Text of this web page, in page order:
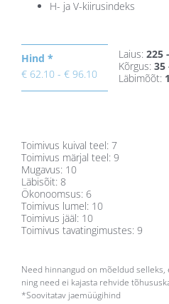
H- ja V-kiirusindeks
Hind *
€ 62.10 - € 96.10
Laius: 225
Kõrgus: 35
Läbimõõt:
Toimivus kuival teel: 7
Toimivus märjal teel: 9
Mugavus: 10
Läbisõit: 8
Ökonoomsus: 6
Toimivus lumel: 10
Toimivus jääl: 10
Toimivus tavatingimustes: 9
Need hinnangud on mõeldud
ning need ei kajasta rehvide
*Soovitatav jaemüügihind